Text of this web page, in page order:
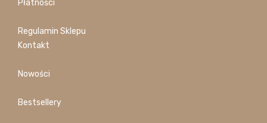
Płatności
Regulamin Sklepu
Kontakt
Nowości
Bestsellery